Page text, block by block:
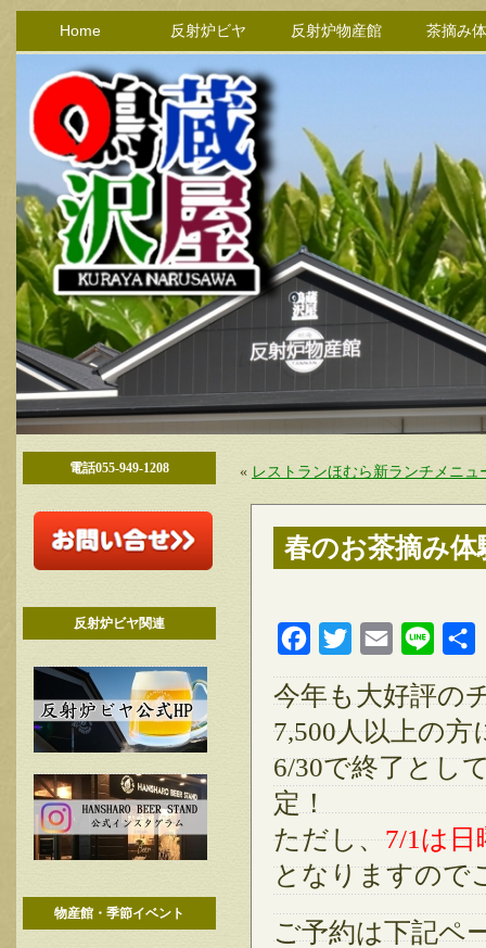
Home 反射炉ビヤ 反射炉物産館 茶摘み
電話055-949-1208
反射炉ビヤ関連
物産館・季節イベント
« レストランほむら新ランチメニュ
春のお茶摘み
FacebookTwitter Email Line
今年も大好評の
7,500人以上の
6/30で終了とし
定！
ただし、7/1は日
となりますので
ご予約は下記ペ